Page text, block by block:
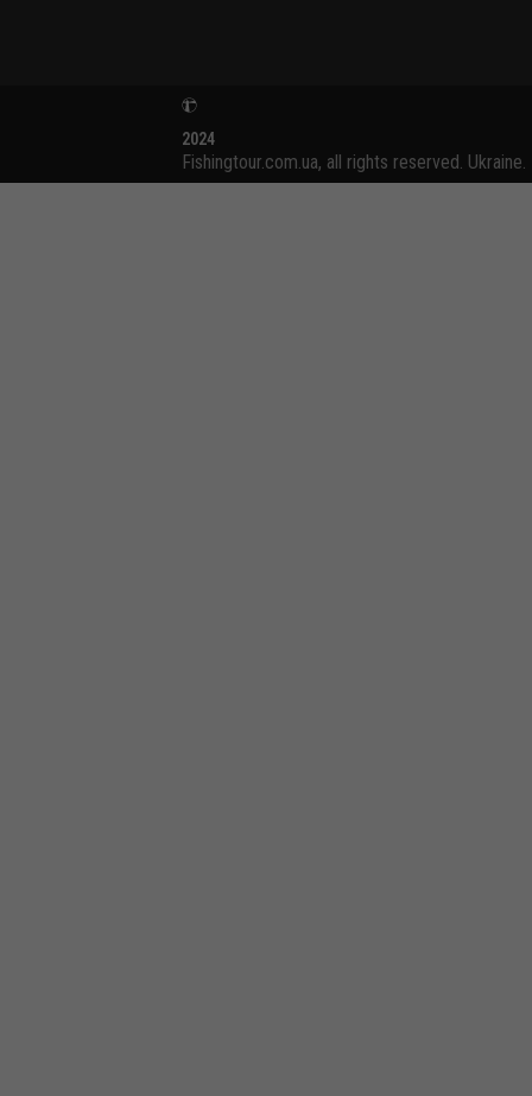
2024
Fishingtour.com.ua, all rights reserved. Ukraine.